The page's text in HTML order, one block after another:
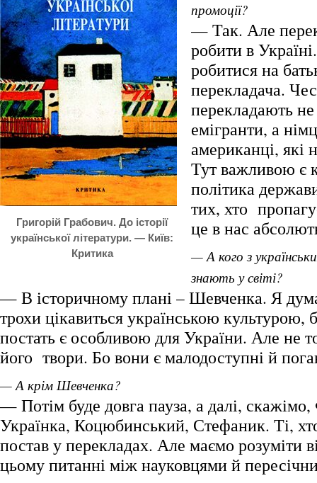
Григорій Грабович. До історії
української літератури. — Київ:
Критика
промоції?
— Так. Але
робити в
робитися на
перекладача.
перекладають
емігранти, а
американці, які
Тут важливою є
політика
тих, хто
це в нас
— А кого з
знають у світі?
— В історичному плані – Шевченка. Я
трохи цікавиться українською культурою,
постать є особливою для України. Але не
його твори. Бо вони є малодоступні й
— А крім Шевченка?
— Потім буде довга пауза, а далі,
Українка, Коцюбинський, Стефаник. Ті,
постав у перекладах. Але маємо розуміти
цьому питанні між науковцями й